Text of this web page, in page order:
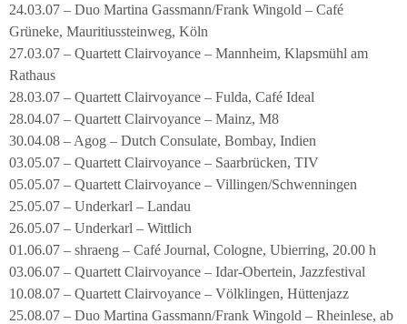
24.03.07 – Duo Martina Gassmann/Frank Wingold – Café
Grüneke, Mauritiussteinweg, Köln
27.03.07 – Quartett Clairvoyance – Mannheim, Klapsmühl am
Rathaus
28.03.07 – Quartett Clairvoyance – Fulda, Café Ideal
28.04.07 – Quartett Clairvoyance – Mainz, M8
30.04.08 – Agog – Dutch Consulate, Bombay, Indien
03.05.07 – Quartett Clairvoyance – Saarbrücken, TIV
05.05.07 – Quartett Clairvoyance – Villingen/Schwenningen
25.05.07 – Underkarl – Landau
26.05.07 – Underkarl – Wittlich
01.06.07 – shraeng – Café Journal, Cologne, Ubierring, 20.00 h
03.06.07 – Quartett Clairvoyance – Idar-Obertein, Jazzfestival
10.08.07 – Quartett Clairvoyance – Völklingen, Hüttenjazz
25.08.07 – Duo Martina Gassmann/Frank Wingold – Rheinlese, ab